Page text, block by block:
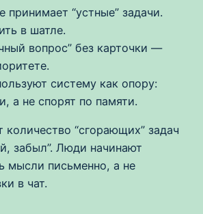
“устные” задачи.
в шатле.
вопрос” без карточки —
систему как опору:
а не спорят по памяти.
количество “сгорающих” задач
забыл”. Люди начинают
мысли письменно, а не
в чат.